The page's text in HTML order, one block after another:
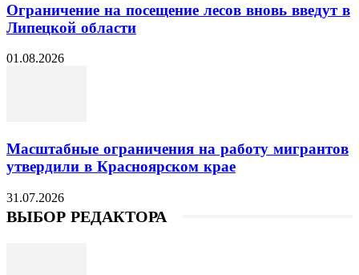
Ограничение на посещение лесов вновь введут в
Липецкой области
01.08.2026
Масштабные ограничения на работу мигрантов
утвердили в Красноярском крае
31.07.2026
ВЫБОР РЕДАКТОРА